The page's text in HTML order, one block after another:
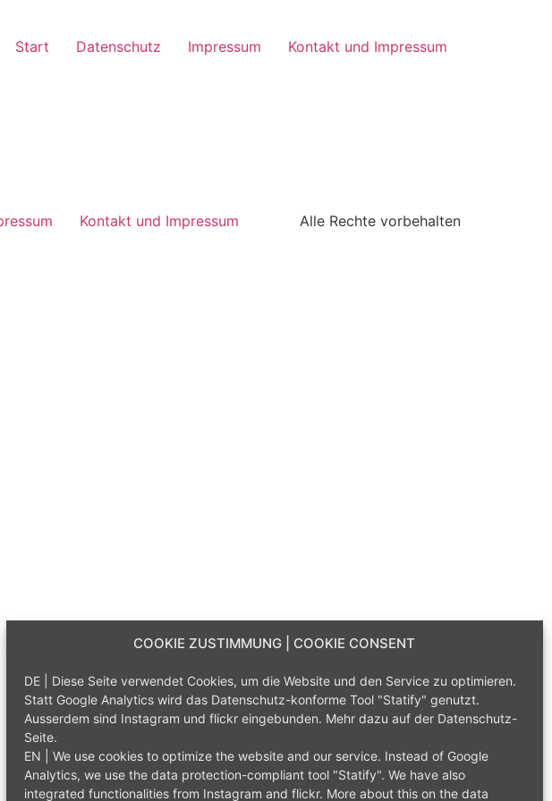
COOKIE ZUSTIMMUNG | COOKIE CONSENT
DE | Diese Seite verwendet Cookies, um die Website und den Service zu optimieren.
Statt Google Analytics wird das Datenschutz-konforme Tool "Statify" genutzt.
Ausserdem sind Instagram und flickr eingebunden. Mehr dazu auf der Datenschutz-
Seite.
EN | We use cookies to optimize the website and our service. Instead of Google
Analytics, we use the data protection-compliant tool "Statify". We have also
integrated functionalities from Instagram and flickr. More about this on the data
Start Datenschutz Impressum Kontakt und Impressum
Kontakt und Impressum Alle Rechte vorbehalten